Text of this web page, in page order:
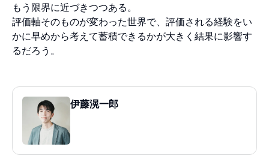
もう限界に近づきつつある。
評価軸そのものが変わった世界で、評価される経験をい
かに早めから考えて蓄積できるかが大きく結果に影響す
るだろう。
伊藤滉一郎